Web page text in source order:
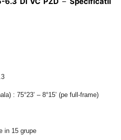
: 75°23’ – 8°15’ (pe full-frame)
in 15 grupe